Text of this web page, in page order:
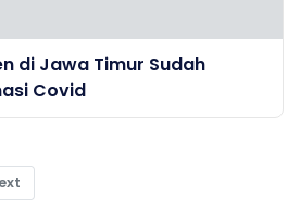
di Jawa Timur Sudah
Covid